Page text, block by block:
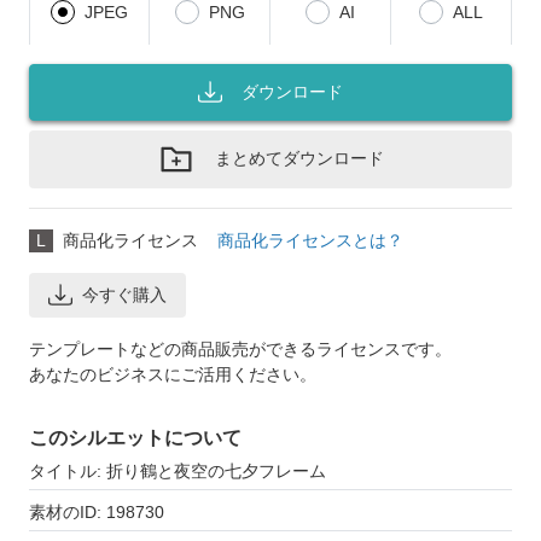
JPEG PNG AI ALL
ダウンロード
まとめてダウンロード
L 商品化ライセンス 商品化ライセンスとは？
今すぐ購入
テンプレートなどの商品販売ができるライセンスです。
あなたのビジネスにご活用ください。
このシルエットについて
タイトル: 折り鶴と夜空の七夕フレーム
素材のID: 198730